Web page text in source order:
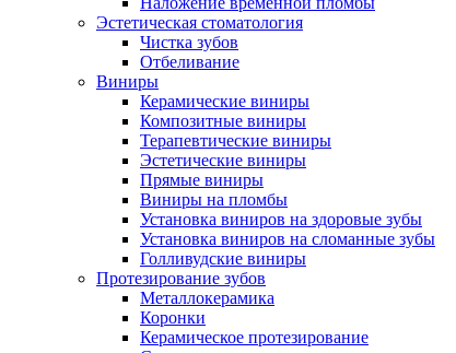
Эстетическая стоматология
Чистка зубов
Отбеливание
Виниры
Керамические виниры
Композитные виниры
Терапевтические виниры
Эстетические виниры
Прямые виниры
Виниры на пломбы
Установка виниров на здоровые зубы
Установка виниров на сломанные зубы
Голливудские виниры
Протезирование зубов
Металлокерамика
Коронки
Керамическое протезирование